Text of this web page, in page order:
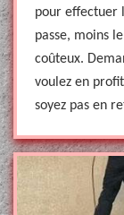
pour effectuer
passe, moins
coûteux.
voulez en
soyez pas en